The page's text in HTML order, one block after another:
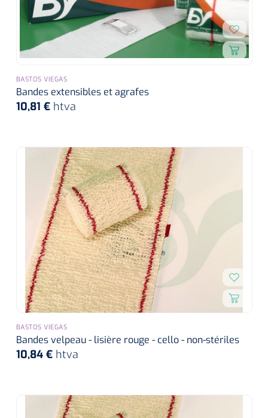
BASTOS VIEGAS
Bandes extensibles et agrafes
10,81 € htva
BASTOS VIEGAS
Bandes velpeau - lisière rouge - cello - non-stériles
10,84 € htva